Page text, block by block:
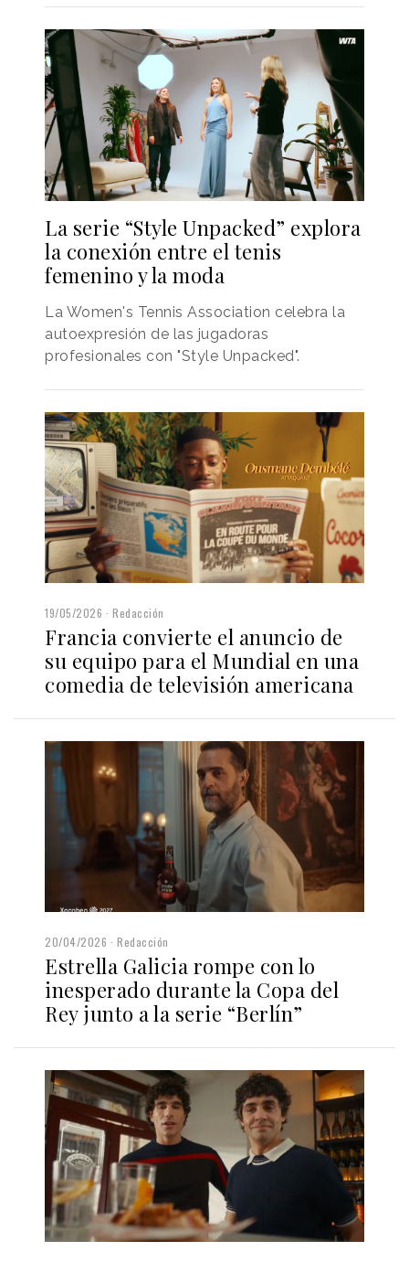
La serie “Style Unpacked” explora
la conexión entre el tenis
femenino y la moda
La Women's Tennis Association celebra la
autoexpresión de las jugadoras
profesionales con "Style Unpacked".
19/05/2026 Redacción
Francia convierte el anuncio de
su equipo para el Mundial en una
comedia de televisión americana
20/04/2026 Redacción
Estrella Galicia rompe con lo
inesperado durante la Copa del
Rey junto a la serie “Berlín”